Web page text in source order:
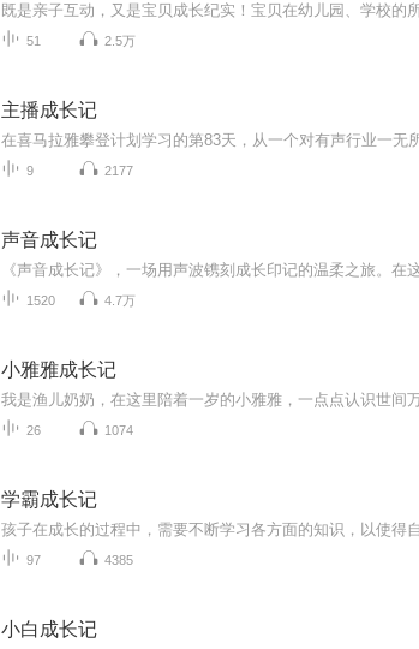
既是亲子互动，又是宝贝成长纪实！宝贝在幼儿园、学校的
51 2.5万
主播成长记
9 2177
声音成长记
1520 4.7万
小雅雅成长记
26 1074
学霸成长记
97 4385
小白成长记